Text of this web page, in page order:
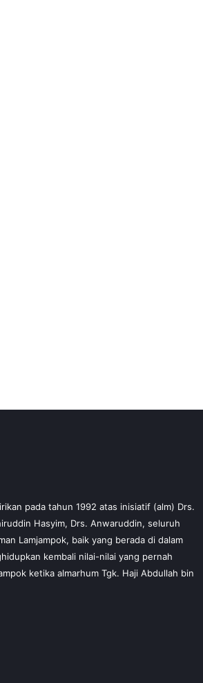
pada tahun 1992 atas inisiatif (alm) Drs.
Hasyim, Drs. Anwaruddin, seluruh
Lamjampok, baik yang berada di dalam
kembali nilai-nilai yang pernah
ketika almarhum Tgk. Haji Abdullah bin